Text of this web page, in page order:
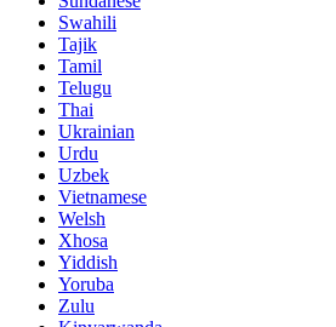
Swahili
Tajik
Tamil
Telugu
Thai
Ukrainian
Urdu
Uzbek
Vietnamese
Welsh
Xhosa
Yiddish
Yoruba
Zulu